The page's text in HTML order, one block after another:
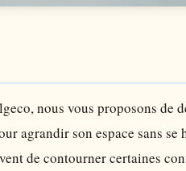
nous vous proposons de
agrandir son espace sans se
de contourner certaines